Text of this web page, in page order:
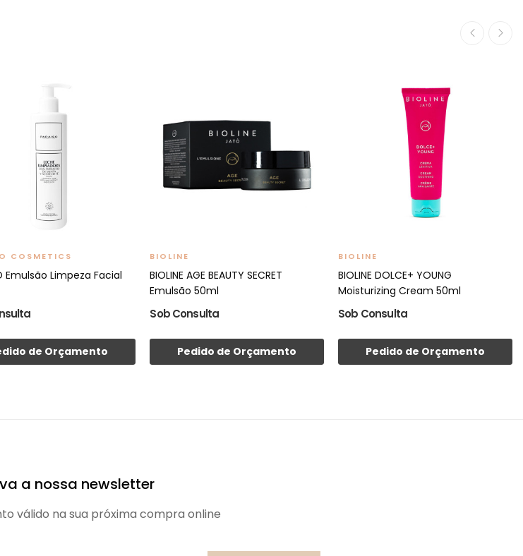
COSMETICS
Emulsão Limpeza Facial
de Orçamento
BIOLINE
BIOLINE AGE BEAUTY SECRET
Emulsão 50ml
Sob Consulta
Pedido de Orçamento
BIOLINE
BIOLINE DOLCE+ YOUNG
Moisturizing Cream 50ml
Sob Consulta
Pedido de Orçamento
a nossa newsletter
válido na sua próxima compra online